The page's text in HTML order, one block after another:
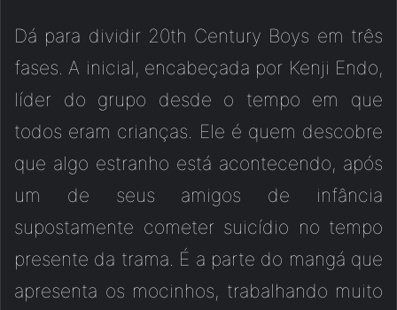
Dá para dividir 20th Century Boys em três
fases. A inicial, encabeçada por Kenji Endo,
líder do grupo desde o tempo em que
todos eram crianças. Ele é quem descobre
que algo estranho está acontecendo, após
um de seus amigos de infância
supostamente cometer suicídio no tempo
presente da trama. É a parte do mangá que
apresenta os mocinhos, trabalhando muito